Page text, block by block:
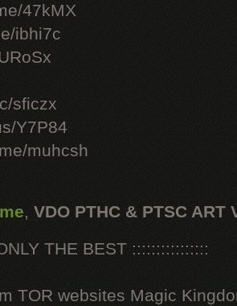
47kMX
ibhi7c
sficzx
Y7P84
muhcsh
, VDO PTHC & PTSC ART
THE BEST ::::::::::::::::
TOR websites Magic